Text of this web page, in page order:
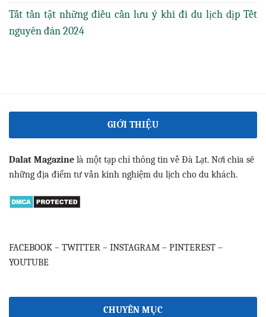
Tất tần tật những điều cần lưu ý khi đi du lịch dịp Tết
nguyên đán 2024
GIỚI THIỆU
Dalat Magazine là một tạp chí thông tin về Đà Lạt. Nơi chia sẽ
những địa điểm tư vấn kinh nghiệm du lịch cho du khách.
FACEBOOK – TWITTER – INSTAGRAM – PINTEREST –
YOUTUBE
CHUYÊN MỤC